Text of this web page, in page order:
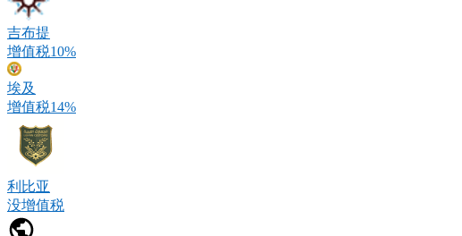
吉布提
增值税10%
埃及
增值税14%
利比亚
没增值税